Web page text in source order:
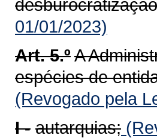
01/01/2023)
Art. 5.ºA
espécies de
(Revogado pela
I - autarquias;